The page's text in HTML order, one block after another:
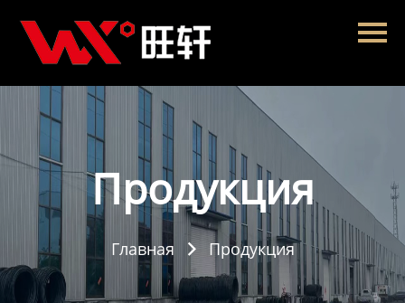
Главная
Продукция
Новости
О нас
Контакты Продукция
Главная  Продукция